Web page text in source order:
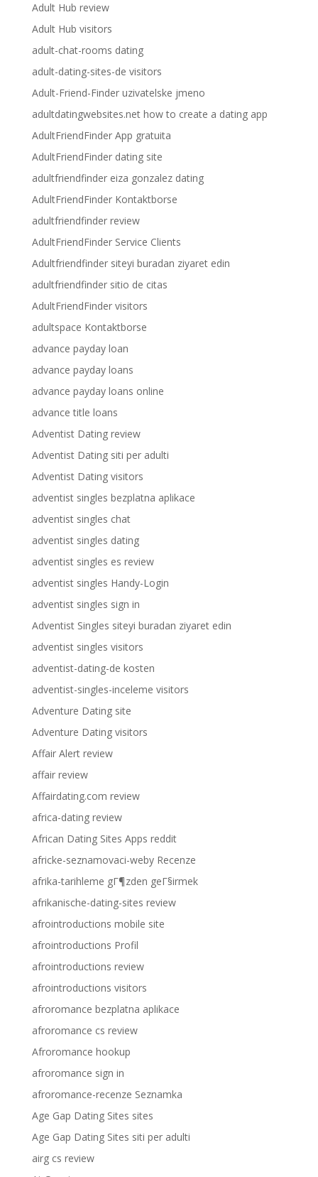
Adult Hub review
Adult Hub visitors
adult-chat-rooms dating
adult-dating-sites-de visitors
Adult-Friend-Finder uzivatelske jmeno
adultdatingwebsites.net how to create a dating app
AdultFriendFinder App gratuita
AdultFriendFinder dating site
adultfriendfinder eiza gonzalez dating
AdultFriendFinder Kontaktborse
adultfriendfinder review
AdultFriendFinder Service Clients
Adultfriendfinder siteyi buradan ziyaret edin
adultfriendfinder sitio de citas
AdultFriendFinder visitors
adultspace Kontaktborse
advance payday loan
advance payday loans
advance payday loans online
advance title loans
Adventist Dating review
Adventist Dating siti per adulti
Adventist Dating visitors
adventist singles bezplatna aplikace
adventist singles chat
adventist singles dating
adventist singles es review
adventist singles Handy-Login
adventist singles sign in
Adventist Singles siteyi buradan ziyaret edin
adventist singles visitors
adventist-dating-de kosten
adventist-singles-inceleme visitors
Adventure Dating site
Adventure Dating visitors
Affair Alert review
affair review
Affairdating.com review
africa-dating review
African Dating Sites Apps reddit
africke-seznamovaci-weby Recenze
afrika-tarihleme gГ¶zden geГ§irmek
afrikanische-dating-sites review
afrointroductions mobile site
afrointroductions Profil
afrointroductions review
afrointroductions visitors
afroromance bezplatna aplikace
afroromance cs review
Afroromance hookup
afroromance sign in
afroromance-recenze Seznamka
Age Gap Dating Sites sites
Age Gap Dating Sites siti per adulti
airg cs review